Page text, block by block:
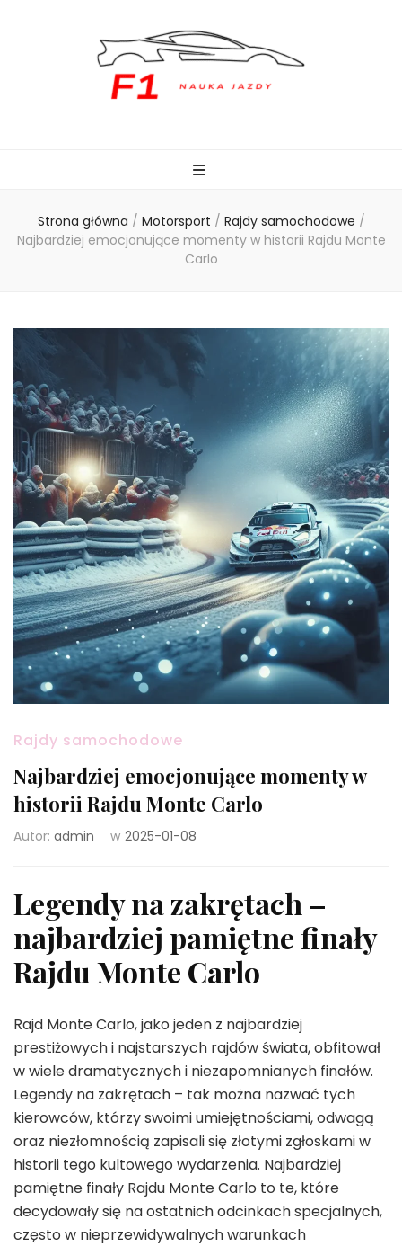
Strona główna / Motorsport / Rajdy samochodowe /
Najbardziej emocjonujące momenty w historii Rajdu Monte
Carlo
Rajdy samochodowe
Najbardziej emocjonujące momenty w
historii Rajdu Monte Carlo
Autor: admin w 2025-01-08
Legendy na zakrętach –
najbardziej pamiętne finały
Rajdu Monte Carlo
Rajd Monte Carlo, jako jeden z najbardziej
prestiżowych i najstarszych rajdów świata, obfitował
w wiele dramatycznych i niezapomnianych finałów.
Legendy na zakrętach – tak można nazwać tych
kierowców, którzy swoimi umiejętnościami, odwagą
oraz niezłomnością zapisali się złotymi zgłoskami w
historii tego kultowego wydarzenia. Najbardziej
pamiętne finały Rajdu Monte Carlo to te, które
decydowały się na ostatnich odcinkach specjalnych,
często w nieprzewidywalnych warunkach